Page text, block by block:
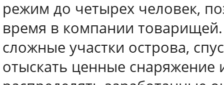
режим до четырех человек,
время в компании
сложные участки острова,
отыскать ценные снаряжение